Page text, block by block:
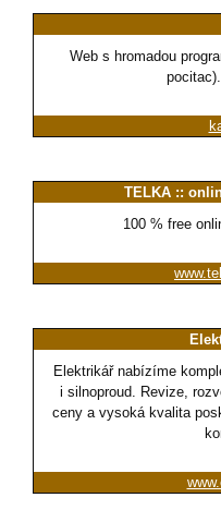
Web s hromadou
TELKA ::
100 % free
Elektrikář nabízíme
i silnoproud. Revize,
ceny a vysoká kvalita